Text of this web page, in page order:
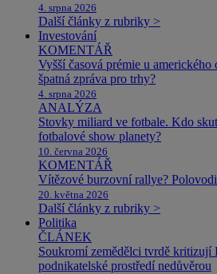
4. srpna 2026
Další články z rubriky >
Investování
KOMENTÁŘ
Vyšší časová prémie u
špatná zpráva pro trhy?
4. srpna 2026
ANALÝZA
Stovky miliard ve fotbale. Kdo
fotbalové show planety?
10. června 2026
KOMENTÁŘ
Vítězové burzovní rallye?
20. května 2026
Další články z rubriky >
Politika
ČLÁNEK
Soukromí zemědělci tvrdě kritizují
podnikatelské prostředí nedůvěrou